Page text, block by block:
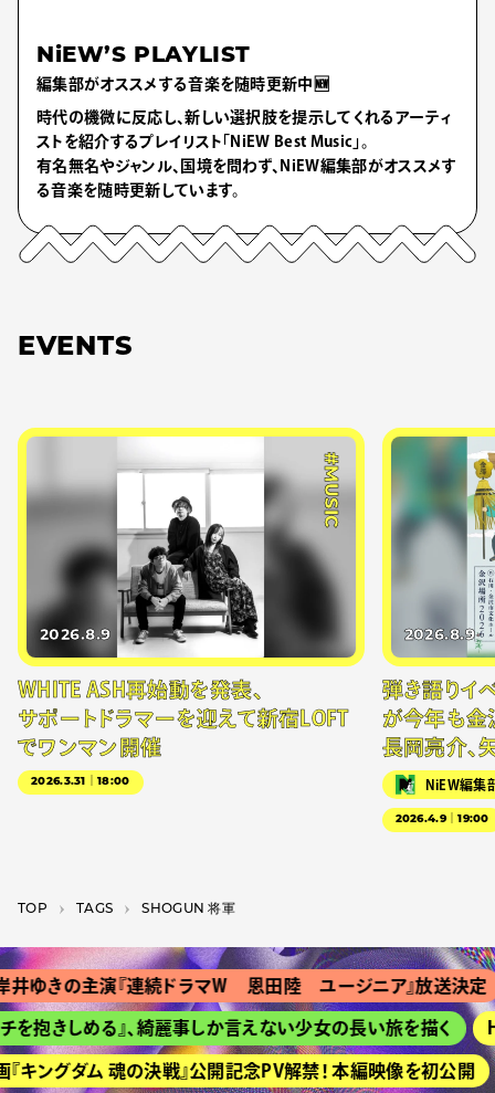
NiEW’S PLAYLIST
編集部がオススメする音楽を随時更新中🆕
時代の機微に反応し、新しい選択肢を提示してくれるアーティ
ストを紹介するプレイリスト「NiEW Best Music」。
有名無名やジャンル、国境を問わず、NiEW編集部がオススメす
る音楽を随時更新しています。
EVENTS
#MUSIC
2026.8.9
WHITE ASH再始動を発表、
サポートドラマーを迎えて新宿LOFT
でワンマン開催
2026.3.31｜18:00
2026.8.9
弾き語りイ
が今年も金
長岡亮介、
NiEW編集
2026.4.9｜19:00
TOP T­A­G­S SHOGUN 将軍
きの主演『連続ドラマＷ 恩田陸 ユージニア』放送決定
きしめる』、綺麗事しか言えない少女の長い旅を描く
グダム 魂の決戦』公開記念PV解禁！ 本編映像を初公開